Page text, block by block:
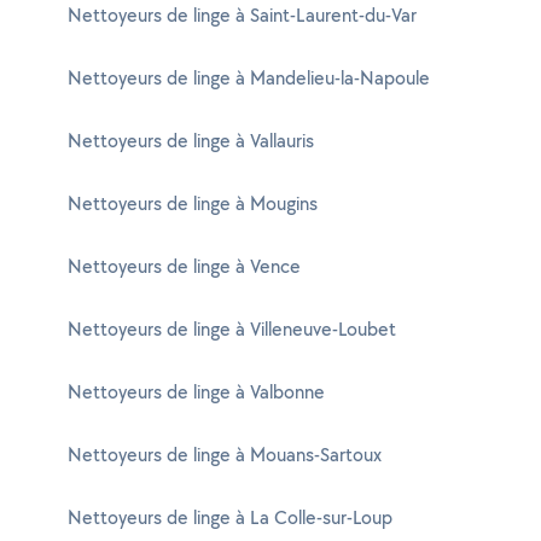
Nettoyeurs de linge à Saint-Laurent-du-Var
Nettoyeurs de linge à Mandelieu-la-Napoule
Nettoyeurs de linge à Vallauris
Nettoyeurs de linge à Mougins
Nettoyeurs de linge à Vence
Nettoyeurs de linge à Villeneuve-Loubet
Nettoyeurs de linge à Valbonne
Nettoyeurs de linge à Mouans-Sartoux
Nettoyeurs de linge à La Colle-sur-Loup